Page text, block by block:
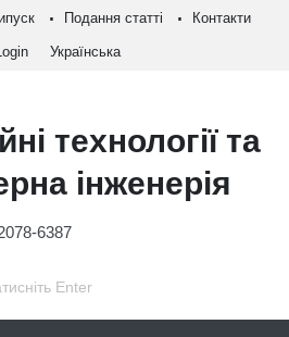
Подання статті Контакти
Українська
технології та
інженерія
6387